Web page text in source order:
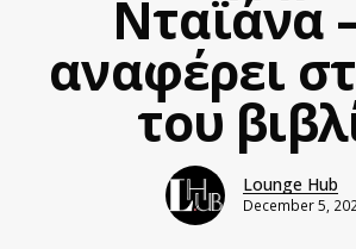
Νταϊάνα
αναφέρει
του
Lounge Hub
December 5,